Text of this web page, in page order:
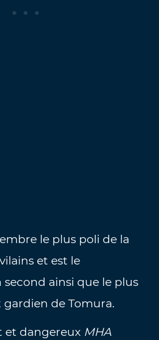
le plus poli de la
et est le
ainsi que le plus
de Tomura.
et dangereux MHA